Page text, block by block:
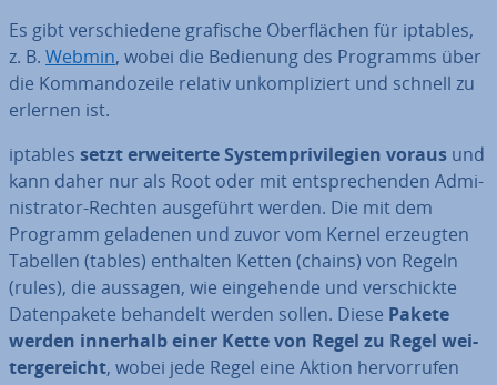
Es gibt ver­schie­de­ne grafische Ober­flä­chen für iptables,
z. B. Webmin, wobei die Bedienung des Programms über
die Kom­man­do­zei­le relativ un­kom­pli­ziert und schnell zu
erlernen ist.
iptables setzt er­wei­ter­te Sys­tem­pri­vi­le­gi­en voraus und
kann daher nur als Root oder mit ent­spre­chen­den Ad­mi­
nis­tra­tor-Rechten aus­ge­führt werden. Die mit dem
Programm geladenen und zuvor vom Kernel erzeugten
Tabellen (tables) enthalten Ketten (chains) von Regeln
(rules), die aussagen, wie ein­ge­hen­de und ver­schick­te
Da­ten­pa­ke­te behandelt werden sollen. Diese Pakete
werden innerhalb einer Kette von Regel zu Regel wei­
ter­ge­reicht, wobei jede Regel eine Aktion her­vor­ru­fen